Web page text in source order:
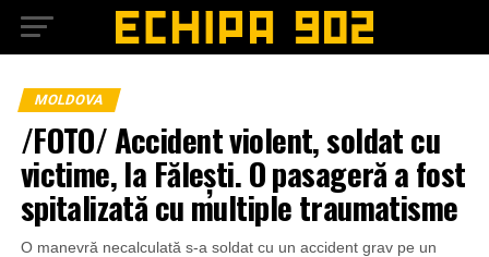
MOLDOVA
/FOTO/ Accident violent, soldat cu
victime, la Fălești. O pasageră a fost
spitalizată cu multiple traumatisme
O manevră necalculată s-a soldat cu un accident grav pe un